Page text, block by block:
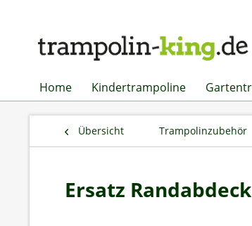
Home Kindertrampoline
Übersicht Trampolinzubehör
Ersatz